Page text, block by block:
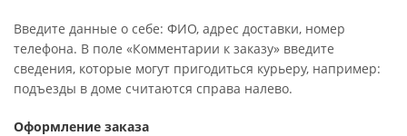
Введите данные о себе: ФИО, адрес доставки, номер
телефона. В поле «Комментарии к заказу» введите
сведения, которые могут пригодиться курьеру, например:
подъезды в доме считаются справа налево.
Оформление заказа